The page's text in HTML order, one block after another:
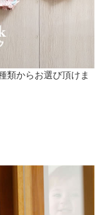
類からお選び頂けま